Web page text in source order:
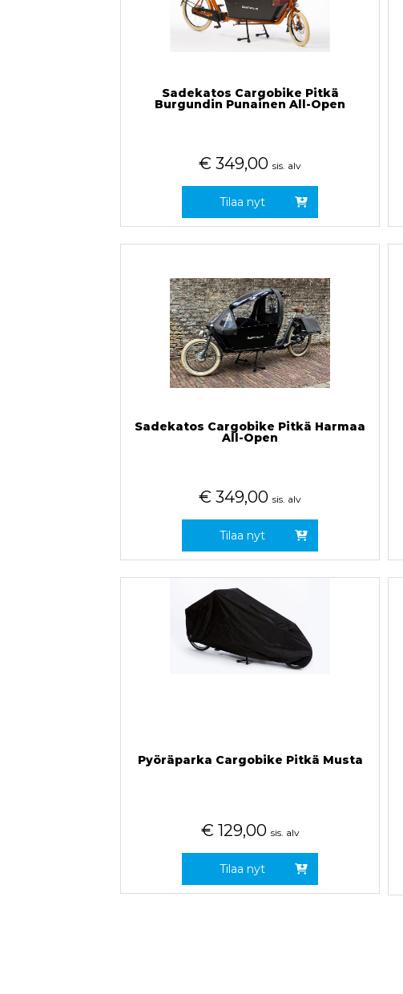
Sadekatos Cargobike Pitkä
Burgundin Punainen All-Open
€ 349,00 sis. alv
Tilaa nyt
Sadekatos Cargobike Pitkä Harmaa
All-Open
€ 349,00 sis. alv
Tilaa nyt
Pyöräparka Cargobike Pitkä Musta
€ 129,00 sis. alv
Tilaa nyt